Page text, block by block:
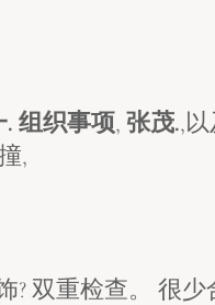
. 组织事项, 张茂.,
,
双重检查。 很少